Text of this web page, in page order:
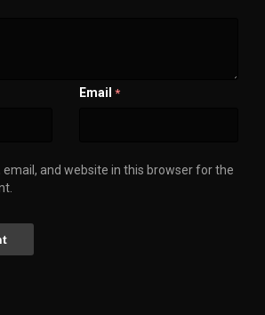
Email *
email, and website in this browser for the